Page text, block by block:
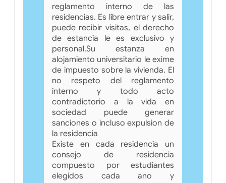
reglamento interno de las
residencias. Es libre entrar y salir,
puede recibir visitas, el derecho
de estancia le es exclusivo y
personal.Su estanza en
alojamiento universitario le exime
de impuesto sobre la vivienda. El
no respeto del reglamento
interno y todo acto
contradictorio a la vida en
sociedad puede generar
sanciones o incluso expulsion de
la residencia
Existe en cada residencia un
consejo de residencia
compuesto por estudiantes
elegidos cada ano y